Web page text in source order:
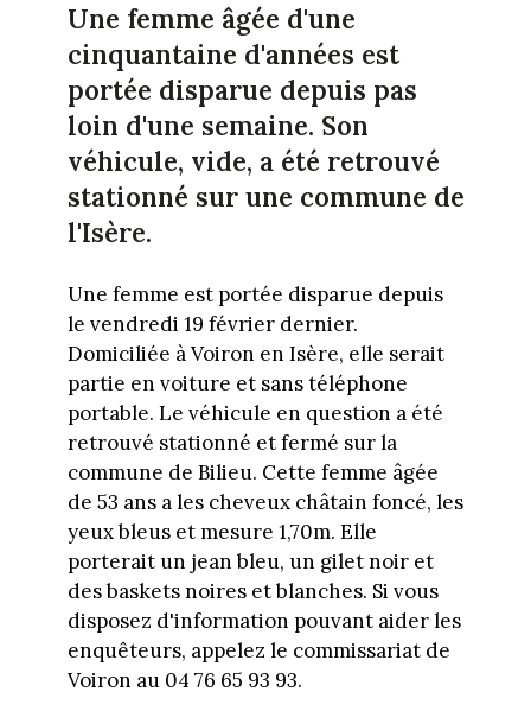
Une femme âgée d'une
cinquantaine d'années est
portée disparue depuis pas
loin d'une semaine. Son
véhicule, vide, a été retrouvé
stationné sur une commune de
l'Isère.
Une femme est portée disparue depuis
le vendredi 19 février dernier.
Domiciliée à Voiron en Isère, elle serait
partie en voiture et sans téléphone
portable. Le véhicule en question a été
retrouvé stationné et fermé sur la
commune de Bilieu. Cette femme âgée
de 53 ans a les cheveux châtain foncé, les
yeux bleus et mesure 1,70m. Elle
porterait un jean bleu, un gilet noir et
des baskets noires et blanches. Si vous
disposez d'information pouvant aider les
enquêteurs, appelez le commissariat de
Voiron au 04 76 65 93 93.